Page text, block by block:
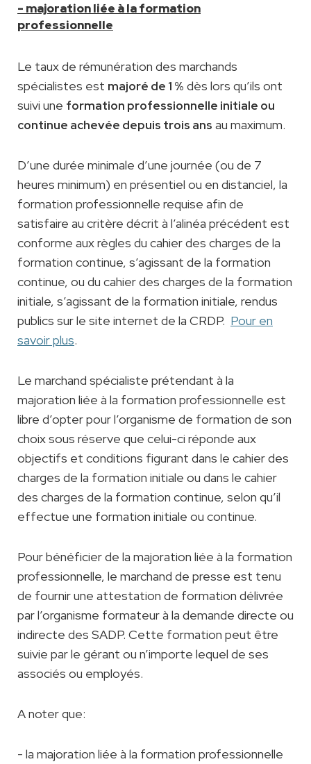
- majoration liée à la formation
professionnelle
Le taux de rémunération des marchands
spécialistes est majoré de 1 % dès lors qu’ils ont
suivi une formation professionnelle initiale ou
continue achevée depuis trois ans au maximum.
D’une durée minimale d’une journée (ou de 7
heures minimum) en présentiel ou en distanciel, la
formation professionnelle requise afin de
satisfaire au critère décrit à l’alinéa précédent est
conforme aux règles du cahier des charges de la
formation continue, s’agissant de la formation
continue, ou du cahier des charges de la formation
initiale, s’agissant de la formation initiale, rendus
publics sur le site internet de la CRDP. Pour en
savoir plus.
Le marchand spécialiste prétendant à la
majoration liée à la formation professionnelle est
libre d’opter pour l’organisme de formation de son
choix sous réserve que celui-ci réponde aux
objectifs et conditions figurant dans le cahier des
charges de la formation initiale ou dans le cahier
des charges de la formation continue, selon qu’il
effectue une formation initiale ou continue.
Pour bénéficier de la majoration liée à la formation
professionnelle, le marchand de presse est tenu
de fournir une attestation de formation délivrée
par l’organisme formateur à la demande directe ou
indirecte des SADP. Cette formation peut être
suivie par le gérant ou n’importe lequel de ses
associés ou employés.
A noter que:
- la majoration liée à la formation professionnelle